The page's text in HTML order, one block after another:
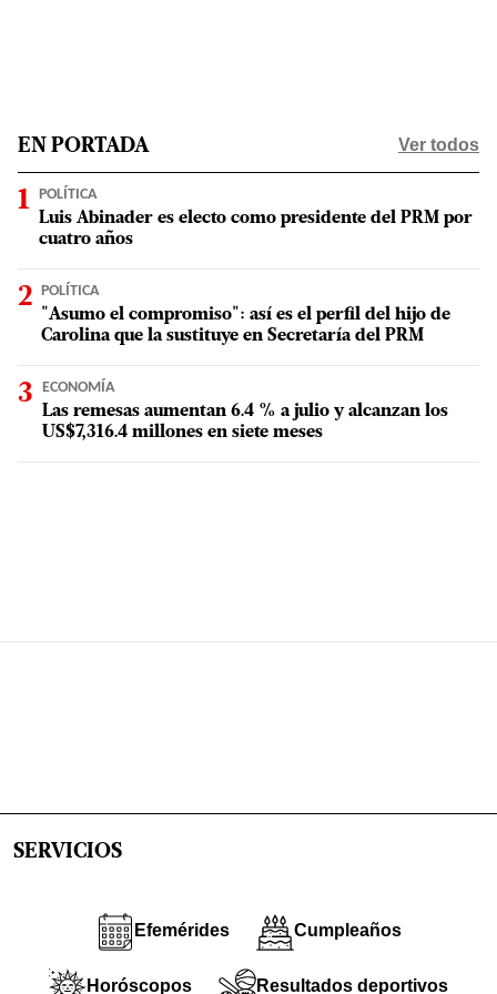
EN PORTADA Ver todos
POLÍTICA
Luis Abinader es electo como presidente del PRM por
cuatro años
POLÍTICA
"Asumo el compromiso": así es el perfil del hijo de
Carolina que la sustituye en Secretaría del PRM
ECONOMÍA
Las remesas aumentan 6.4 % a julio y alcanzan los
US$7,316.4 millones en siete meses
SERVICIOS
Efemérides Cumpleaños
Horóscopos Resultados deportivos